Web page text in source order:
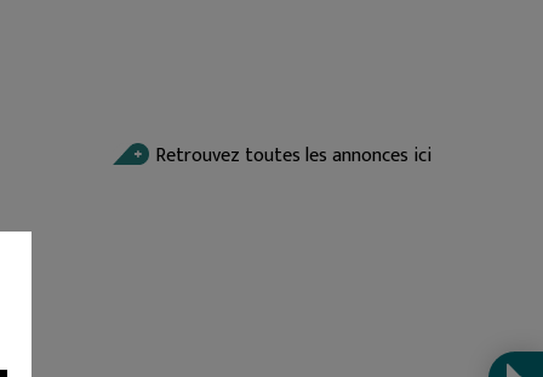
Retrouvez toutes les annonces ici